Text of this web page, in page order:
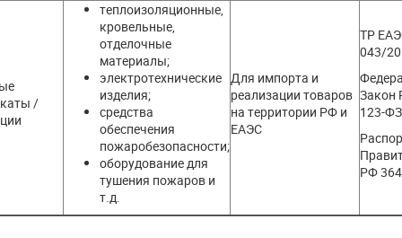
/
теплоизоляционные,
кровельные,
отделочные
материалы;
электротехнические
изделия;
средства
обеспечения
пожаробезопасности;
оборудование для
тушения пожаров и
т.д.
Для импорта и
реализации товаров
на территории РФ и
ЕАЭС
ТР
043/
123-ФЗ
РФ